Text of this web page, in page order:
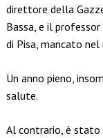
direttore della
Bassa, e il
di Pisa, mancato nel
Un anno pieno,
salute.
Al contrario, è